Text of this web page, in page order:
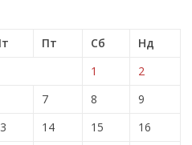
Пт Сб
Нд
1
2
7 8
9
14 15
16